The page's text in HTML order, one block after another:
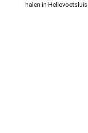
halen in Hellevoetsluis.